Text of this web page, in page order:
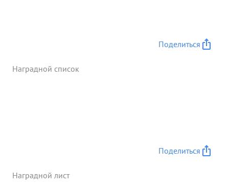
Поделиться
Наградной список
Поделиться
Наградной лист